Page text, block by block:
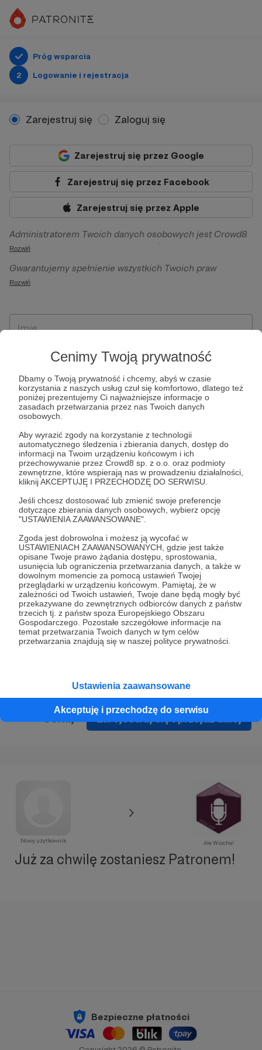
Cenimy Twoją prywatność
Dbamy o Twoją prywatność i chcemy, abyś w czasie
korzystania z naszych usług czuł się komfortowo, dlatego też
poniżej prezentujemy Ci najważniejsze informacje o
zasadach przetwarzania przez nas Twoich danych
osobowych.
Aby wyrazić zgody na korzystanie z technologii
automatycznego śledzenia i zbierania danych, dostęp do
informacji na Twoim urządzeniu końcowym i ich
przechowywanie przez Crowd8 sp. z o.o. oraz podmioty
zewnętrzne, które wspierają nas w prowadzeniu działalności,
kliknij AKCEPTUJĘ I PRZECHODZĘ DO SERWISU.
Jeśli chcesz dostosować lub zmienić swoje preferencje
dotyczące zbierania danych osobowych, wybierz opcję
"USTAWIENIA ZAAWANSOWANE".
Zgoda jest dobrowolna i możesz ją wycofać w
USTAWIENIACH ZAAWANSOWANYCH, gdzie jest także
opisane Twoje prawo żądania dostępu, sprostowania,
usunięcia lub ograniczenia przetwarzania danych, a także w
dowolnym momencie za pomocą ustawień Twojej
przeglądarki w urządzeniu końcowym. Pamiętaj, że w
zależności od Twoich ustawień, Twoje dane będą mogły być
przekazywane do zewnętrznych odbiorców danych z państw
trzecich tj. z państw spoza Europejskiego Obszaru
Gospodarczego. Pozostałe szczegółowe informacje na
temat przetwarzania Twoich danych w tym celów
przetwarzania znajdują się w naszej polityce prywatności.
Ustawienia zaawansowane
Akceptuję i przechodzę do serwisu
Próg wsparcia
2
Logowanie i rejestracja
Zarejestruj się Zaloguj się
Zarejestruj się przez Google
Zarejestruj się przez Facebook
Zarejestruj się przez Apple
Administratorem Twoich danych osobowych jest Crowd8
sp. z o.o. z siedziba w Warszawie, ul. Żwirki i Wigury 16, 02-
092 Warszawa. Twoje dane osobowe będą przetwarzane w
szczególności w celu wykonania umowy zawartej z Tobą, w
Patronite.pl, w tym możliwości dokonywania oraz
otrzymywania wsparcia na naszej platformie oraz
Rozwiń
Gwarantujemy spełnienie wszystkich Twoich praw
wynikających z ogólnego rozporządzenia o ochronie
ich przenoszenia, niepodlegania zautomatyzowanemu
wyrażenia sprzeciwu wobec przetwarzania Twoich danych
osobowych. Rejestracja dla osób niepełnoletnich możliwa
jest po przekazaniu podpisanego formularza "Zgodna na
założenie konta przez osobę niepełnoletnią", formularz
dostępny jest na stronie regulaminu Patronite.pl.
Rozwiń
* Zapoznałem się i akceptujęRegulaminserwisu oraz
* Wyrażam zgodę na przetwarzanie moich danych
osobowych podanych w formularzu rejestracyjnym w celu
prawidłowego świadczenia usług serwisu Patronite.
Wyrażam zgodę na otrzymywanie drogą elektroniczną
informacji handlowych - newslettera. Opcja ta może zostać
zmieniona w ustawieniach konta.
Zarejestruj się i przejdź dalej
Nowy użytkownik Ale Wiocha!
Już za chwilę zostaniesz Patronem!
Bezpieczne płatności